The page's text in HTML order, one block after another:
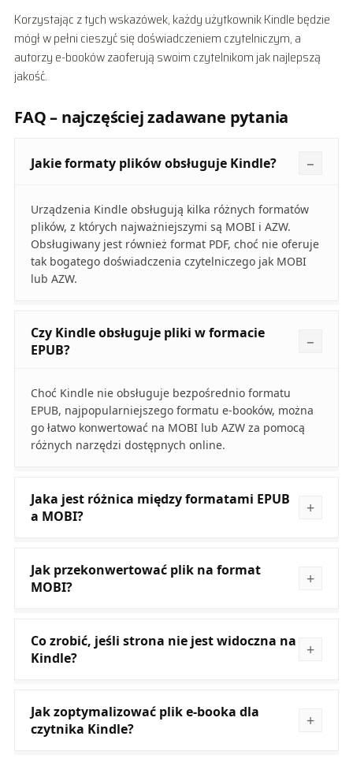
Korzystając z tych wskazówek, każdy użytkownik Kindle będzie
mógł w pełni cieszyć się doświadczeniem czytelniczym, a
autorzy e-booków zaoferują swoim czytelnikom jak najlepszą
jakość.
FAQ – najczęściej zadawane pytania
Jakie formaty plików obsługuje Kindle?
Urządzenia Kindle obsługują kilka różnych formatów
plików, z których najważniejszymi są MOBI i AZW.
Obsługiwany jest również format PDF, choć nie oferuje
tak bogatego doświadczenia czytelniczego jak MOBI
lub AZW.
Czy Kindle obsługuje pliki w formacie
EPUB?
Choć Kindle nie obsługuje bezpośrednio formatu
EPUB, najpopularniejszego formatu e-booków, można
go łatwo konwertować na MOBI lub AZW za pomocą
różnych narzędzi dostępnych online.
Jaka jest różnica między formatami EPUB
a MOBI?
Jak przekonwertować plik na format
MOBI?
Co zrobić, jeśli strona nie jest widoczna na
Kindle?
Jak zoptymalizować plik e-booka dla
czytnika Kindle?